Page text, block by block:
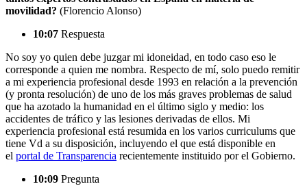
movilidad? (Florencio Alonso)
10:07 Respuesta
No soy yo quien debe juzgar mi idoneidad, en todo caso eso le
corresponde a quien me nombra. Respecto de mí, solo puedo remitir
a mi experiencia profesional desde 1993 en relación a la prevención
(y pronta resolución) de uno de los más graves problemas de salud
que ha azotado la humanidad en el último siglo y medio: los
accidentes de tráfico y las lesiones derivadas de ellos. Mi
experiencia profesional está resumida en los varios curriculums que
tiene Vd a su disposición, incluyendo el que está disponible en
el portal de Transparencia recientemente instituido por el Gobierno.
10:09 Pregunta